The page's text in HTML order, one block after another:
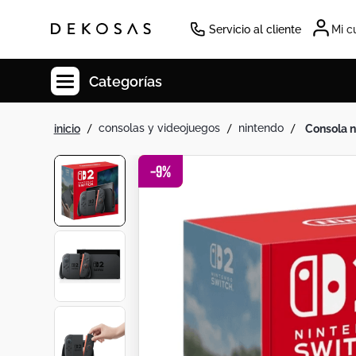
Servicio al cliente Mi
Categorías
consolas y videojuegos nintendo consola
-9%
Cuadros
Cabecero
Lamparas
Cuadro
Sillas